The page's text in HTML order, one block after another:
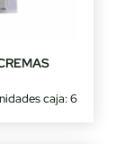
caja: 6